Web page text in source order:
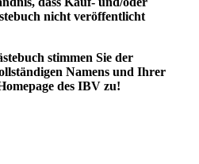
nicht veröffentlicht
stimmen Sie der
Namens und Ihrer
des IBV zu!